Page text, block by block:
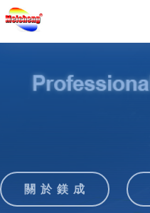
關 於 鎂 成